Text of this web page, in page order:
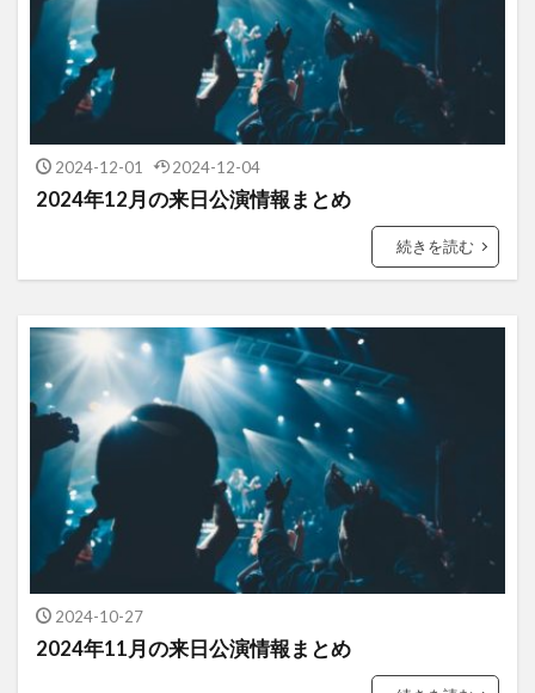
2024-12-01 2024-12-04
2024年12月の来日公演情報まとめ
続きを読む
2024-10-27
2024年11月の来日公演情報まとめ